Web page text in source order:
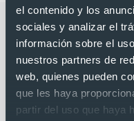
el contenido y los
sociales y analizar el
información sobre el
nuestros partners de
web, quienes pueden
que les haya
partir del uso que haya
Categorías
blanca manga